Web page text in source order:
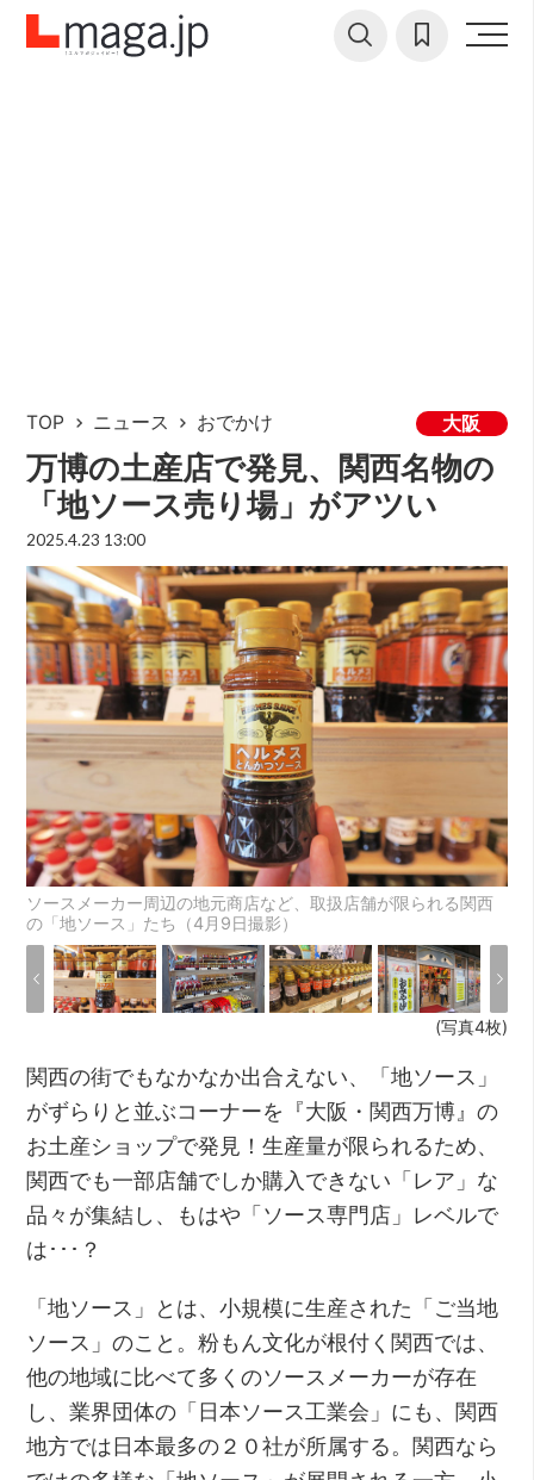
TOP ニュース おでかけ 大阪
万博の土産店で発見、関西名物の
「地ソース売り場」がアツい
2025.4.23 13:00
ソースメーカー周辺の地元商店など、取扱店舗が限られる関西
の「地ソース」たち（4月9日撮影）
(写真4枚)
関西の街でもなかなか出合えない、「地ソース」
がずらりと並ぶコーナーを『大阪・関西万博』の
お土産ショップで発見！生産量が限られるため、
関西でも一部店舗でしか購入できない「レア」な
品々が集結し、もはや「ソース専門店」レベルで
は･･･？
「地ソース」とは、小規模に生産された「ご当地
ソース」のこと。粉もん文化が根付く関西では、
他の地域に比べて多くのソースメーカーが存在
し、業界団体の「日本ソース工業会」にも、関西
地方では日本最多の２０社が所属する。関西なら